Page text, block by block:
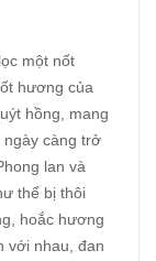
một nốt
hương của
hồng, mang
ngày càng trở
lan và
thể bị thôi
hoắc hương
với nhau, đan